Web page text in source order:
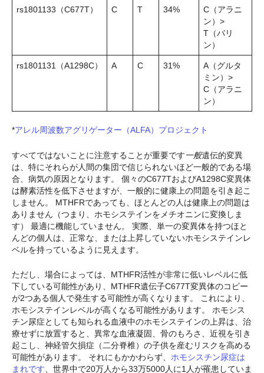
rs1801133（C677T） C T 34%
C（アラニ
ン）>
T（バリ
ン）
rs1801131（A1298C） A C 31%
A（グルタ
ミン）>
C（アラニ
ン）
*アレル周波数アグリゲーター（ALFA）プロジェクト
すべてではないことに注意することが重要です一般遺伝的変異
は、特にそれらが人間の集団で信じられないほど一般的である場
合、病気の原因となります。
個々のC677TおよびA1298C変異体
は酵素活性を低下させますが、一般的に健康上の問題を引き起こ
しません。 MTHFRであっても、ほとんどの人は健康上の問題は
ありません（つまり、ホモシステインをメチオニンに変換しま
す）
最適に機能していません。 実際、単一の変異体を持つほと
んどの個人は、正常な、または上昇していないホモシステインレ
ベルを持っているように見えます。
ただし、場合によっては、MTHFR活性が非常に低いレベルに低
下している可能性があり、MTHFR遺伝子C677T変異体のコピー
が2つある個人で発生する可能性が高くなります。 これにより、
ホモシステインレベルが高くなる可能性があります。 ホモシス
チン尿症としても知られる血液中のホモシステインの上昇は、治
療せずに放置すると、異常な血液凝固、骨のもろさ、近視を引き
起こし、神経管欠損症（二分脊椎）の子供を産むリスクを高める
可能性があります。 それにもかかわらず、 ホモシスチン尿症は
まれです 、世界中で20万人から33万5000人に1人が罹患していま